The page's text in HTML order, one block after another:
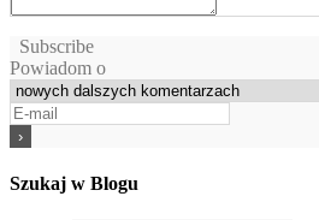
Subscribe
Powiadom o
Szukaj w Blogu